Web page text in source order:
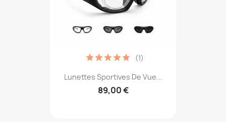
Lunettes Sportives De Vue...
89,00 €
(1)